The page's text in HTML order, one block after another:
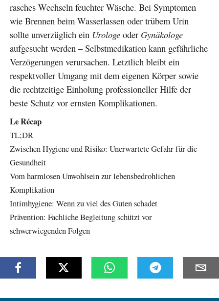
rasches Wechseln feuchter Wäsche. Bei Symptomen
wie Brennen beim Wasserlassen oder trübem Urin
sollte unverzüglich ein Urologe oder Gynäkologe
aufgesucht werden – Selbstmedikation kann gefährliche
Verzögerungen verursachen. Letztlich bleibt ein
respektvoller Umgang mit dem eigenen Körper sowie
die rechtzeitige Einholung professioneller Hilfe der
beste Schutz vor ernsten Komplikationen.
Le Récap
TL;DR
Zwischen Hygiene und Risiko: Unerwartete Gefahr für die
Gesundheit
Vom harmlosen Unwohlsein zur lebensbedrohlichen
Komplikation
Intimhygiene: Wenn zu viel des Guten schadet
Prävention: Fachliche Begleitung schützt vor
schwerwiegenden Folgen